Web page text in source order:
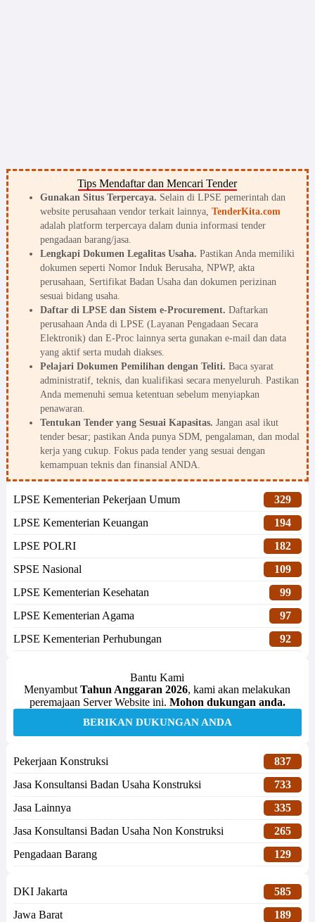
Tips Mendaftar dan Mencari Tender
Gunakan Situs Terpercaya. Selain di LPSE pemerintah dan
website perusahaan vendor terkait lainnya, TenderKita.com
adalah platform terpercaya dalam dunia informasi tender
pengadaan barang/jasa.
Lengkapi Dokumen Legalitas Usaha. Pastikan Anda memiliki
dokumen seperti Nomor Induk Berusaha, NPWP, akta
perusahaan, Sertifikat Badan Usaha dan dokumen perizinan
sesuai bidang usaha.
Daftar di LPSE dan Sistem e-Procurement. Daftarkan
perusahaan Anda di LPSE (Layanan Pengadaan Secara
Elektronik) dan E-Proc lainnya serta gunakan e-mail dan data
yang aktif serta mudah diakses.
Pelajari Dokumen Pemilihan dengan Teliti. Baca syarat
administratif, teknis, dan kualifikasi secara menyeluruh. Pastikan
Anda memenuhi semua ketentuan sebelum menyiapkan
penawaran.
Tentukan Tender yang Sesuai Kapasitas. Jangan asal ikut
tender besar; pastikan Anda punya SDM, pengalaman, dan modal
kerja yang cukup. Fokus pada tender yang sesuai dengan
kemampuan teknis dan finansial ANDA.
LPSE Kementerian Pekerjaan Umum
329
LPSE Kementerian Keuangan
194
LPSE POLRI
182
SPSE Nasional
109
LPSE Kementerian Kesehatan
99
LPSE Kementerian Agama
97
LPSE Kementerian Perhubungan
92
Bantu Kami
MenyambutTahun Anggaran 2026, kami akan melakukan
peremajaan Server Website ini. Mohon dukungan anda.
BERIKAN DUKUNGAN ANDA
Pekerjaan Konstruksi
837
Jasa Konsultansi Badan Usaha Konstruksi
733
Jasa Lainnya
335
Jasa Konsultansi Badan Usaha Non Konstruksi
265
Pengadaan Barang
129
DKI Jakarta
585
Jawa Barat
189